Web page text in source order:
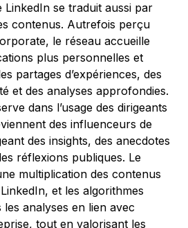
se traduit aussi par
contenus. Autrefois perçu
le réseau accueille
plus personnelles et
partages d’expériences, des
et des analyses approfondies.
dans l’usage des dirigeants
des influenceurs de
des insights, des anecdotes
réflexions publiques. Le
multiplication des contenus
et les algorithmes
analyses en lien avec
tout en valorisant les